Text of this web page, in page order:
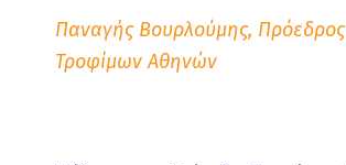
Παναγής Βουρλούμης,
Τροφίμων Αθηνών